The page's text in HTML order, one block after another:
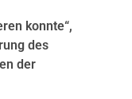
konnte“,
des
der